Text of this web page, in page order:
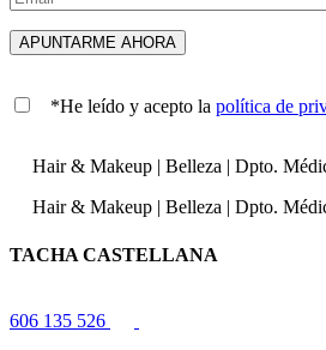
*He leído y acepto la política de
Hair & Makeup | Belleza | Dpto.
Hair & Makeup | Belleza | Dpto.
TACHA CASTELLANA
606 135 526